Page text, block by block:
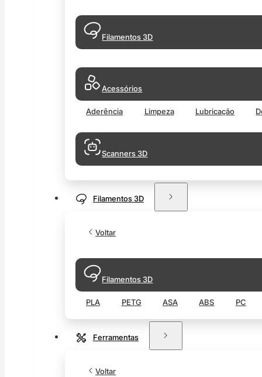
Filamentos 3D
Acessórios
Aderência Limpeza Lubricação
Scanners 3D
Filamentos 3D
Voltar
Filamentos 3D
PLA PETG ASA ABS PC
Ferramentas
Voltar